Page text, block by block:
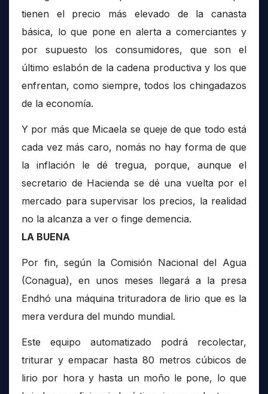
tienen el precio más elevado de la canasta
básica, lo que pone en alerta a comerciantes y
por supuesto los consumidores, que son el
último eslabón de la cadena productiva y los que
enfrentan, como siempre, todos los chingadazos
de la economía.
Y por más que Micaela se queje de que todo está
cada vez más caro, nomás no hay forma de que
la inflación le dé tregua, porque, aunque el
secretario de Hacienda se dé una vuelta por el
mercado para supervisar los precios, la realidad
no la alcanza a ver o finge demencia.
LA BUENA
Por fin, según la Comisión Nacional del Agua
(Conagua), en unos meses llegará a la presa
Endhó una máquina trituradora de lirio que es la
mera verdura del mundo mundial.
Este equipo automatizado podrá recolectar,
triturar y empacar hasta 80 metros cúbicos de
lirio por hora y hasta un moño le pone, lo que